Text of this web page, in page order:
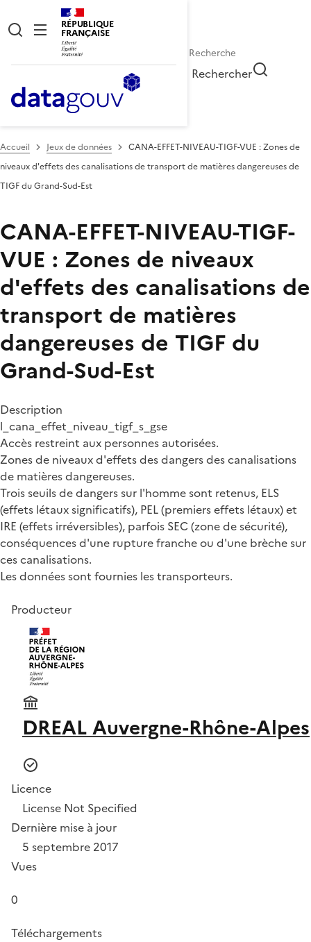
RÉPUBLIQUE
FRANÇAISE
Rechercher
Accueil Jeux de données
CANA-EFFET-NIVEAU-TIGF-VUE : Zones de
niveaux d'effets des canalisations de transport de matières dangereuses de
TIGF du Grand-Sud-Est
CANA-EFFET-NIVEAU-TIGF-
VUE : Zones de niveaux
d'effets des canalisations de
transport de matières
dangereuses de TIGF du
Grand-Sud-Est
Description
l_cana_effet_niveau_tigf_s_gse
Accès restreint aux personnes autorisées.
Zones de niveaux d'effets des dangers des canalisations
de matières dangereuses.
Trois seuils de dangers sur l'homme sont retenus, ELS
(effets létaux significatifs), PEL (premiers effets létaux) et
IRE (effets irréversibles), parfois SEC (zone de sécurité),
conséquences d'une rupture franche ou d'une brèche sur
ces canalisations.
Les données sont fournies les transporteurs.
Producteur
DREAL Auvergne-Rhône-Alpes
Licence
License Not Specified
Dernière mise à jour
5 septembre 2017
Vues
0
Téléchargements